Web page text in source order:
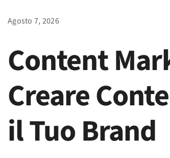
Agosto 7, 2026
Content
Creare
il Tuo Brand